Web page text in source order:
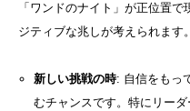
「ワンドのナイト」が正位置
ジティブな兆しが考えられます。
新しい挑戦の時: 自信をもっ
むチャンスです。特にリー